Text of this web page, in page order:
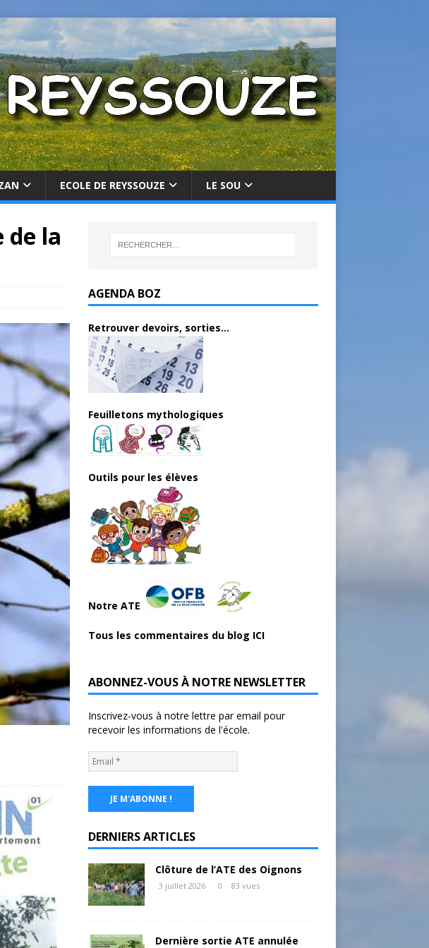
ECOLE DE REYSSOUZE LE SOU
de la
AGENDA BOZ
Retrouver devoirs, sorties...
Feuilletons mythologiques
Outils pour les élèves
Notre ATE
Tous les commentaires du blog ICI
ABONNEZ-VOUS À NOTRE NEWSLETTER
Inscrivez-vous à notre lettre par email pour
recevoir les informations de l'école.
DERNIERS ARTICLES
Clôture de l’ATE des Oignons
3 juillet 2026 0 83 vues
Dernière sortie ATE annulée